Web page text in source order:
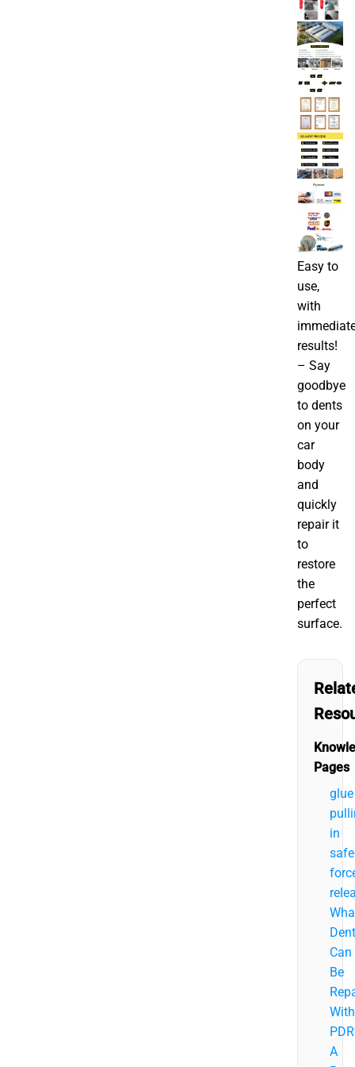
Easy to
use,
with
results!
– Say
goodbye
to dents
on your
car
body
and
quickly
repair it
to
restore
the
perfect
surface.
Pages
glue
in
safe
Can
Be
With
A